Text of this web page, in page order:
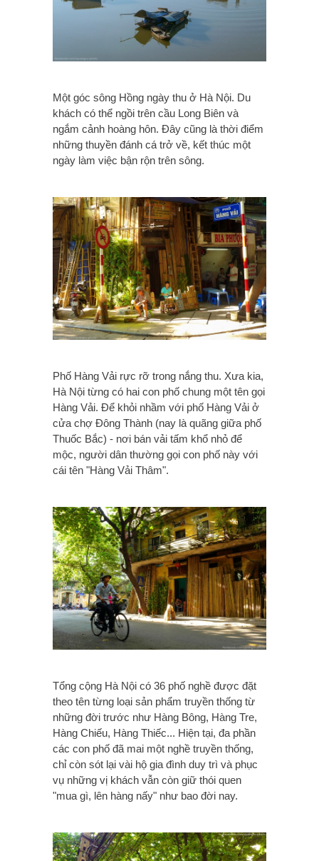
Một góc sông Hồng ngày thu ở Hà Nội. Du
khách có thể ngồi trên cầu Long Biên và
ngắm cảnh hoàng hôn. Đây cũng là thời điểm
những thuyền đánh cá trở về, kết thúc một
ngày làm việc bận rộn trên sông.
Phố Hàng Vải rực rỡ trong nắng thu. Xưa kia,
Hà Nội từng có hai con phố chung một tên gọi
Hàng Vải. Để khỏi nhầm với phố Hàng Vải ở
cửa chợ Đông Thành (nay là quãng giữa phố
Thuốc Bắc) - nơi bán vải tấm khổ nhỏ để
mộc, người dân thường gọi con phố này với
cái tên "Hàng Vải Thâm".
Tổng cộng Hà Nội có 36 phố nghề được đặt
theo tên từng loại sản phẩm truyền thống từ
những đời trước như Hàng Bông, Hàng Tre,
Hàng Chiếu, Hàng Thiếc... Hiện tại, đa phần
các con phố đã mai một nghề truyền thống,
chỉ còn sót lại vài hộ gia đình duy trì và phục
vụ những vị khách vẫn còn giữ thói quen
"mua gì, lên hàng nấy" như bao đời nay.